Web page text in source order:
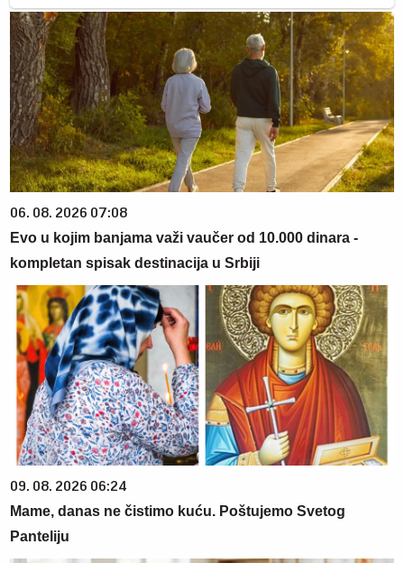
06. 08. 2026 07:08
Evo u kojim banjama važi vaučer od 10.000 dinara -
kompletan spisak destinacija u Srbiji
09. 08. 2026 06:24
Mame, danas ne čistimo kuću. Poštujemo Svetog
Panteliju